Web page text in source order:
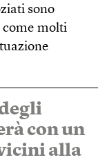
sono
come molti
con un
alla